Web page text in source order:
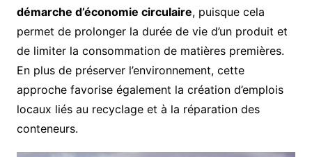
démarche d’économie circulaire, puisque cela
permet de prolonger la durée de vie d’un produit et
de limiter la consommation de matières premières.
En plus de préserver l’environnement, cette
approche favorise également la création d’emplois
locaux liés au recyclage et à la réparation des
conteneurs.